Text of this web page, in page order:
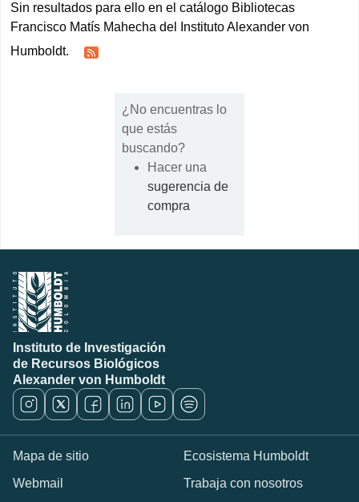
Sin resultados para ello en el catálogo Bibliotecas
Francisco Matís Mahecha del Instituto Alexander von
Humboldt.
¿No encuentras lo
que estás
buscando?
Hacer una
sugerencia de
compra
Instituto de Investigación
de Recursos Biológicos
Alexander von Humboldt
Mapa de sitio
Ecosistema Humboldt
Webmail
Trabaja con nosotros